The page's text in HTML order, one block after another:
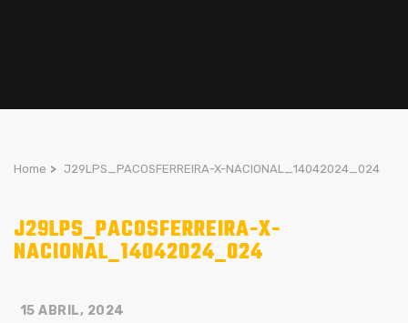
Home > J29LPS_PACOSFERREIRA-X-NACIONAL_14042024_024
J29LPS_PACOSFERREIRA-X-
NACIONAL_14042024_024
15 ABRIL, 2024